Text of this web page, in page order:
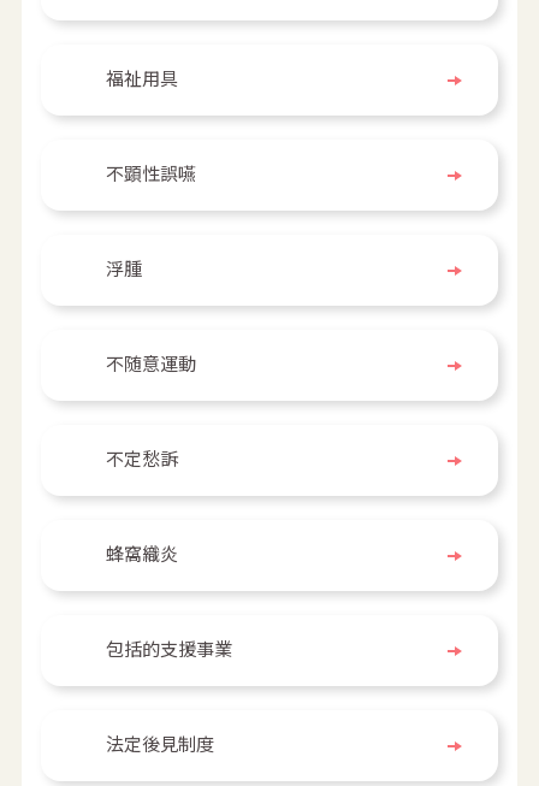
福祉用具
不顕性誤嚥
浮腫
不随意運動
不定愁訴
蜂窩織炎
包括的支援事業
法定後見制度